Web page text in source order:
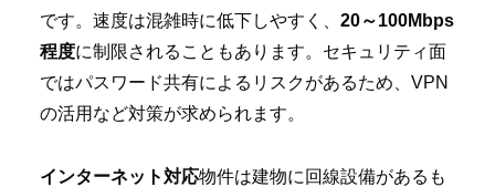
です。速度は混雑時に低下しやすく、 20～100Mbps
程度に制限されることもあります。セキュリティ面
ではパスワード共有によるリスクがあるため、VPN
の活用など対策が求められます。
インターネット対応物件は建物に回線設備があるも